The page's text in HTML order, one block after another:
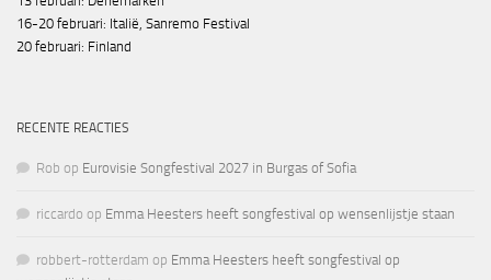
16-20 februari: Italië, Sanremo Festival
20 februari: Finland
RECENTE REACTIES
Rob op Eurovisie Songfestival 2027 in Burgas of Sofia
riccardo op Emma Heesters heeft songfestival op wensenlijstje staan
robbert-rotterdam op Emma Heesters heeft songfestival op